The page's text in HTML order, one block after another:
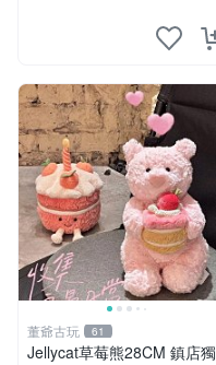
董爺古玩 61
Jellycat草莓熊28CM 鎮店獨